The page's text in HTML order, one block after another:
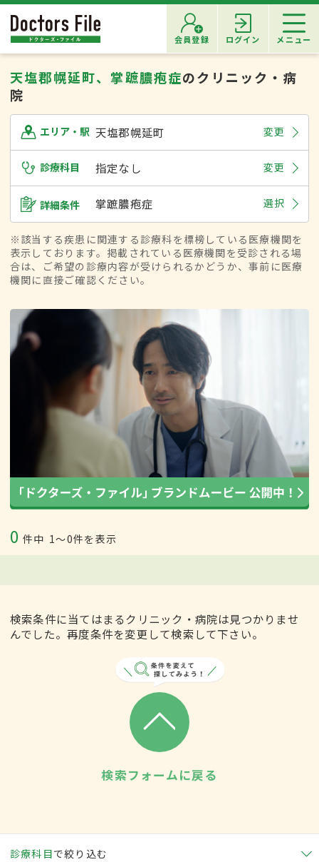
会員登録 ログイン メニュー
天塩郡幌延町、掌蹠膿疱症のクリニック・病
院
エリア・駅 天塩郡幌延町 変更
診療科目 指定なし 変更
詳細条件 掌蹠膿疱症 選択
※該当する疾患に関連する診療科を標榜している医療機関を
表示しております。掲載されている医療機関を受診される場
合は、ご希望の診療内容が受けられるかどうか、事前に医療
機関に直接ご確認ください。
0 件中 1〜0件を表示
検索条件に当てはまるクリニック・病院は見つかりませ
んでした。再度条件を変更して検索して下さい。
検索フォームに戻る
診療科目で絞り込む